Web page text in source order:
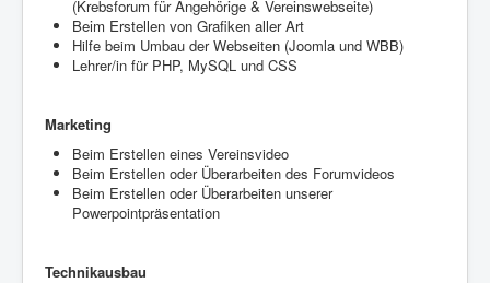
(Krebsforum für Angehörige & Vereinswebseite)
Beim Erstellen von Grafiken aller Art
Hilfe beim Umbau der Webseiten (Joomla und WBB)
Lehrer/in für PHP, MySQL und CSS
Marketing
Beim Erstellen eines Vereinsvideo
Beim Erstellen oder Überarbeiten des Forumvideos
Beim Erstellen oder Überarbeiten unserer
Powerpointpräsentation
Technikausbau